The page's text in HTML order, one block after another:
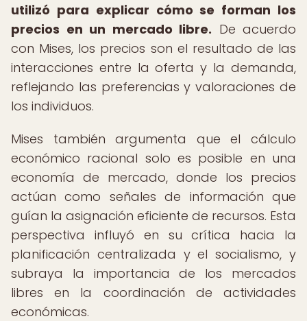
utilizó para explicar cómo se forman los
precios en un mercado libre. De acuerdo
con Mises, los precios son el resultado de las
interacciones entre la oferta y la demanda,
reflejando las preferencias y valoraciones de
los individuos.
Mises también argumenta que el cálculo
económico racional solo es posible en una
economía de mercado, donde los precios
actúan como señales de información que
guían la asignación eficiente de recursos. Esta
perspectiva influyó en su crítica hacia la
planificación centralizada y el socialismo, y
subraya la importancia de los mercados
libres en la coordinación de actividades
económicas.